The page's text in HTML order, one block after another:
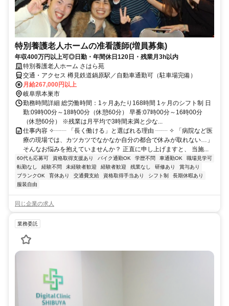
特別養護老人ホームの准看護師(増員募集)
年収400万円以上可◎日勤・年間休日120日・残業月3h以内
特別養護老人ホーム さはら苑
交通・アクセス 樽見鉄道鍋原駅／自動車通勤可（駐車場完備）
月給267,000円以上
岐阜県本巣市
勤務時間詳細 総労働時間：1ヶ月あたり168時間 1ヶ月のシフト制 日
勤:09時00分～18時00分（休憩60分） 早番:07時00分～16時00分
（休憩60分） ※残業は月平均で3時間未満と少な...
仕事内容 ✧┈┈ 「長く働ける」と選ばれる理由 ┈┈ ✧ 「病院など医
療の現場では、カツカツでなかなか自分の都合で休みが取れない…」
そんなお悩みを抱えていませんか？ 正直に申し上げますと、 当施...
60代も応募可 資格取得支援あり バイク通勤OK 学歴不問 車通勤OK
職場見学可
転勤なし
経験不問 未経験者歓迎 経験者歓迎 残業なし 研修あり
賞与あり
ブランクOK
育休あり 交通費支給 資格取得手当あり シフト制
長期休暇あり
服装自由
同じ企業の求人
業務委託